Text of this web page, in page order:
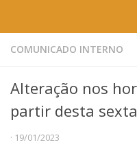
Home
Sobre a Prefeitura
Gestão atual
Missão e Valores
COMUNICADO INTERNO
Alteração nos
partir desta
· 19/01/2023